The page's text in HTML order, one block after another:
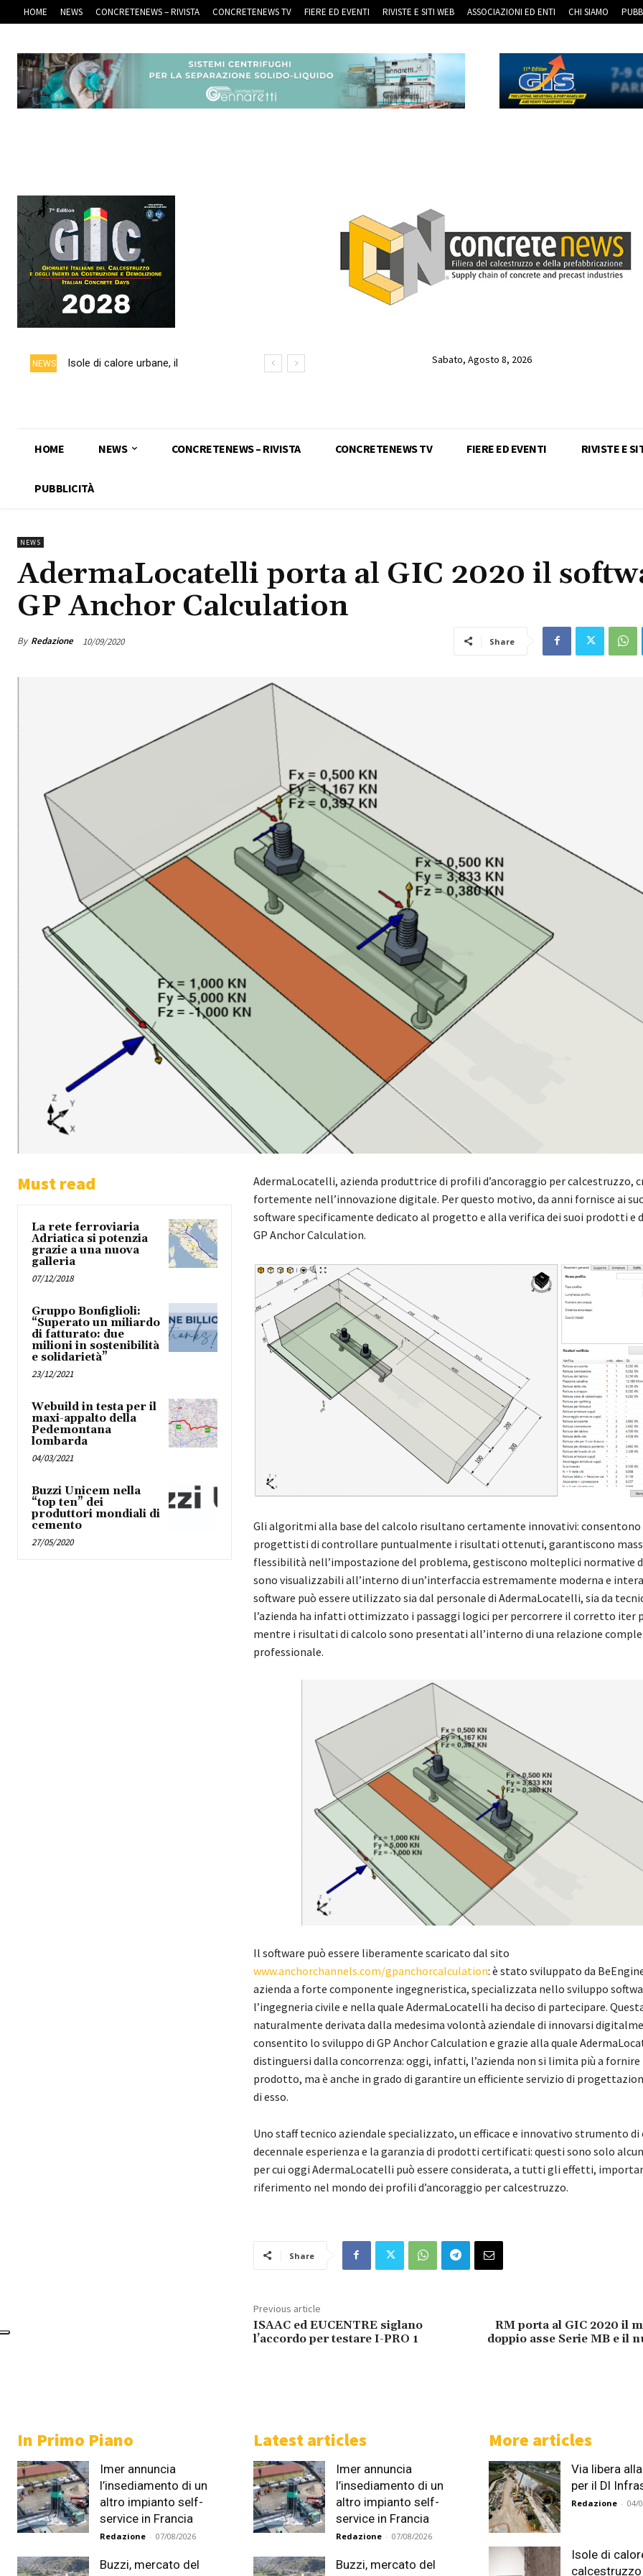
HOME NEWS CONCRETENEWS – RIVISTA CONCRETENEWS TV FIERE ED EVENTI RIVISTE E SITI WEB ASSOCIAZIONI ED ENTI CHI SIAMO
NEWS
Isole di calore urbane, il
Sabato, Agosto 8, 2026
HOME NEWS CONCRETENEWS – RIVISTA CONCRETENEWS TV FIERE ED EVENTI RIVISTE E
PUBBLICITÀ
NEWS
AdermaLocatelli porta al GIC 2020 il
GP Anchor Calculation
By Redazione 10/09/2020 Share
Must read
La rete ferroviaria
Adriatica si potenzia
grazie a una nuova
galleria
07/12/2018
Gruppo Bonfiglioli:
“Superato un miliardo
di fatturato: due
milioni in sostenibilità
e solidarietà”
23/12/2021
Webuild in testa per il
maxi-appalto della
Pedemontana
lombarda
04/03/2021
Buzzi Unicem nella
“top ten” dei
produttori mondiali di
cemento
27/05/2020
AdermaLocatelli, azienda produttrice di profili d’ancoraggio per calcestruzzo,
fortemente nell’innovazione digitale. Per questo motivo, da anni fornisce ai
software specificamente dedicato al progetto e alla verifica dei suoi prodotti e
GP Anchor Calculation.
Gli algoritmi alla base del calcolo risultano certamente innovativi: consentono
progettisti di controllare puntualmente i risultati ottenuti, garantiscono
flessibilità nell’impostazione del problema, gestiscono molteplici normative
sono visualizzabili all’interno di un’interfaccia estremamente moderna e
software può essere utilizzato sia dal personale di AdermaLocatelli, sia da
l’azienda ha infatti ottimizzato i passaggi logici per percorrere il corretto iter
mentre i risultati di calcolo sono presentati all’interno di una relazione
professionale.
Il software può essere liberamente scaricato dal sito
www.anchorchannels.com/gpanchorcalculation: è stato sviluppato da
azienda a forte componente ingegneristica, specializzata nello sviluppo
l’ingegneria civile e nella quale AdermaLocatelli ha deciso di partecipare.
naturalmente derivata dalla medesima volontà aziendale di innovarsi
consentito lo sviluppo di GP Anchor Calculation e grazie alla quale
distinguersi dalla concorrenza: oggi, infatti, l’azienda non si limita più a fornire
prodotto, ma è anche in grado di garantire un efficiente servizio di
di esso.
Uno staff tecnico aziendale specializzato, un efficace e innovativo strumento di
decennale esperienza e la garanzia di prodotti certificati: questi sono solo
per cui oggi AdermaLocatelli può essere considerata, a tutti gli effetti,
riferimento nel mondo dei profili d’ancoraggio per calcestruzzo.
Share
Previous article
ISAAC ed EUCENTRE siglano
l’accordo per testare I-PRO 1
RM porta al GIC 2020 il
doppio asse Serie MB e il
In Primo Piano
Imer annuncia
l’insediamento di un
altro impianto self-
service in Francia
Redazione - 07/08/2026
Buzzi, mercato del
Latest articles
Imer annuncia
l’insediamento di un
altro impianto self-
service in Francia
Redazione - 07/08/2026
Buzzi, mercato del
More articles
Via libera
per il Dl
Redazione - 04/
Isole di